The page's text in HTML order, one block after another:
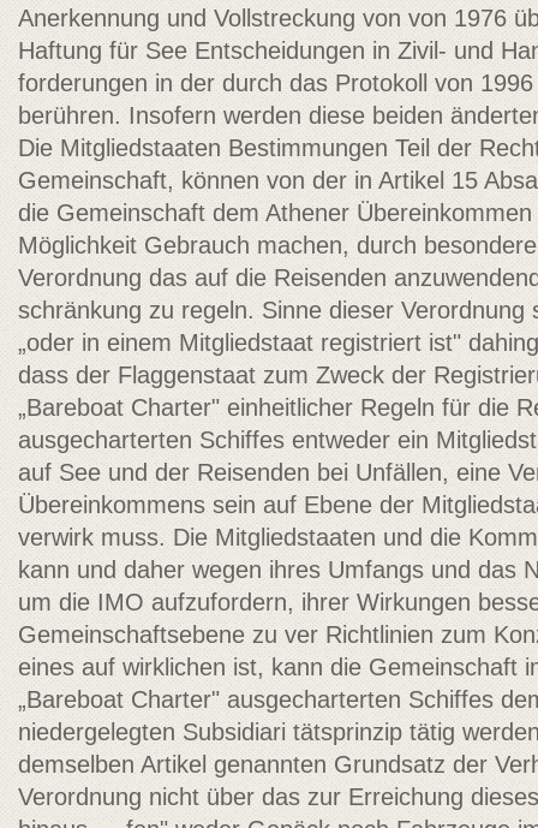
Anerkennung und Vollstreckung von von 1976
Haftung für See­ Entscheidungen in Zivil- und
forderungen in der durch das Protokoll von
berühren. Insofern werden diese beiden
Die Mitgliedstaaten Bestimmungen Teil der
Gemeinschaft, können von der in Artikel 15
die Gemeinschaft dem Athener
Möglichkeit Gebrauch machen, durch
Verordnung das auf die Reisenden
schränkung zu regeln. Sinne dieser Verordnung
„oder in einem Mitgliedstaat registriert ist"
dass der Flaggenstaat zum Zweck der
„Bareboat Charter" einheitlicher Regeln für die
ausgecharterten Schiffes entweder ein
auf See und der Reisenden bei Unfällen, eine
Übereinkommens sein auf Ebene der
verwirk­ muss. Die Mitgliedstaaten und die
kann und daher wegen ihres Umfangs und das
um die IMO aufzufordern, ihrer Wirkungen
Gemeinschaftsebene zu ver­ Richtlinien zum
eines auf wirklichen ist, kann die Gemeinschaft
„Bareboat Charter" ausgecharterten Schiffes
niedergelegten Subsidiari­ tätsprinzip tätig
demselben Artikel genannten Grundsatz der
Verordnung nicht über das zur Erreichung